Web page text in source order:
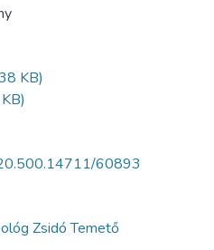
KB)
60893
Zsidó Temető